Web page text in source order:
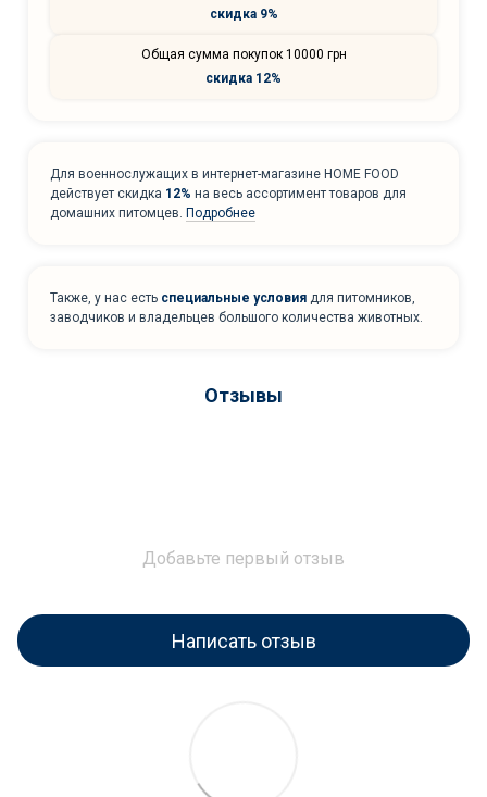
скидка 9%
Общая сумма покупок 10000 грн
скидка 12%
Для военнослужащих в интернет-магазине HOME FOOD
действует скидка 12% на весь ассортимент товаров для
домашних питомцев. Подробнее
Также, у нас есть специальные условия для питомников,
заводчиков и владельцев большого количества животных.
Отзывы
Добавьте первый отзыв
Написать отзыв